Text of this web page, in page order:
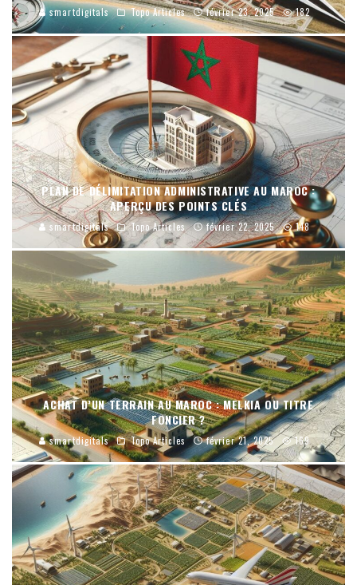
smartdigitals Topo Articles février 23, 2025 182
PLAN DE DÉLIMITATION ADMINISTRATIVE AU MAROC :
APERÇU DES POINTS CLÉS
smartdigitals Topo Articles février 22, 2025 148
ACHAT D’UN TERRAIN AU MAROC : MELKIA OU TITRE
FONCIER ?
smartdigitals Topo Articles février 21, 2025 169